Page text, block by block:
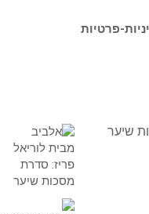
פרטיות
שיער